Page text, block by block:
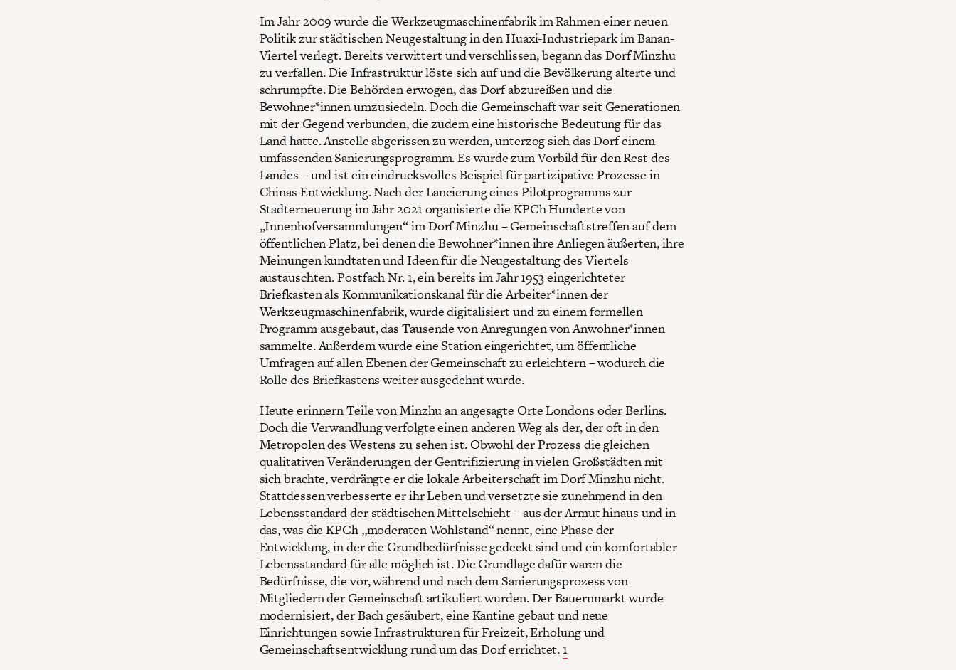
Im Jahr 2009 wurde die Werkzeugmaschinenfabrik im Rahmen einer neuen
Politik zur städtischen Neugestaltung in den Huaxi-Industriepark im Banan-
Viertel verlegt. Bereits verwittert und verschlissen, begann das Dorf Minzhu
zu verfallen. Die Infrastruktur löste sich auf und die Bevölkerung alterte und
schrumpfte. Die Behörden erwogen, das Dorf abzureißen und die
Bewohner*innen umzusiedeln. Doch die Gemeinschaft war seit Generationen
mit der Gegend verbunden, die zudem eine historische Bedeutung für das
Land hatte. Anstelle abgerissen zu werden, unterzog sich das Dorf einem
umfassenden Sanierungsprogramm. Es wurde zum Vorbild für den Rest des
Landes – und ist ein eindrucksvolles Beispiel für partizipative Prozesse in
Chinas Entwicklung. Nach der Lancierung eines Pilotprogramms zur
Stadterneuerung im Jahr 2021 organisierte die KPCh Hunderte von
„Innenhofversammlungen“ im Dorf Minzhu – Gemeinschaftstreffen auf dem
öffentlichen Platz, bei denen die Bewohner*innen ihre Anliegen äußerten, ihre
Meinungen kundtaten und Ideen für die Neugestaltung des Viertels
austauschten. Postfach Nr. 1, ein bereits im Jahr 1953 eingerichteter
Briefkasten als Kommunikationskanal für die Arbeiter*innen der
Werkzeugmaschinenfabrik, wurde digitalisiert und zu einem formellen
Programm ausgebaut, das Tausende von Anregungen von Anwohner*innen
sammelte. Außerdem wurde eine Station eingerichtet, um öffentliche
Umfragen auf allen Ebenen der Gemeinschaft zu erleichtern – wodurch die
Rolle des Briefkastens weiter ausgedehnt wurde.
Heute erinnern Teile von Minzhu an angesagte Orte Londons oder Berlins.
Doch die Verwandlung verfolgte einen anderen Weg als der, der oft in den
Metropolen des Westens zu sehen ist. Obwohl der Prozess die gleichen
qualitativen Veränderungen der Gentrifizierung in vielen Großstädten mit
sich brachte, verdrängte er die lokale Arbeiterschaft im Dorf Minzhu nicht.
Stattdessen verbesserte er ihr Leben und versetzte sie zunehmend in den
Lebensstandard der städtischen Mittelschicht – aus der Armut hinaus und in
das, was die KPCh „moderaten Wohlstand“ nennt, eine Phase der
Entwicklung, in der die Grundbedürfnisse gedeckt sind und ein komfortabler
Lebensstandard für alle möglich ist. Die Grundlage dafür waren die
Bedürfnisse, die vor, während und nach dem Sanierungsprozess von
Mitgliedern der Gemeinschaft artikuliert wurden. Der Bauernmarkt wurde
modernisiert, der Bach gesäubert, eine Kantine gebaut und neue
Einrichtungen sowie Infrastrukturen für Freizeit, Erholung und
Gemeinschaftsentwicklung rund um das Dorf errichtet. 1